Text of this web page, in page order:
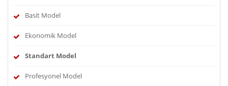
Basit Model
Ekonomik Model
Standart Model
Profesyonel Model